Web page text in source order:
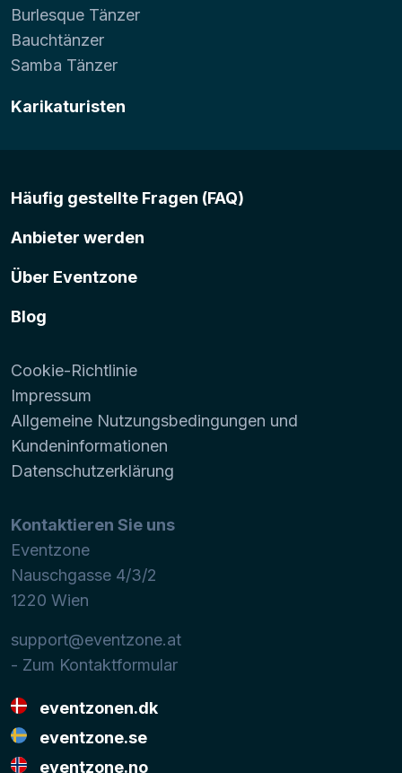
Burlesque Tänzer
Bauchtänzer
Samba Tänzer
Karikaturisten
Häufig gestellte Fragen (FAQ)
Anbieter werden
Über Eventzone
Blog
Cookie-Richtlinie
Impressum
Allgemeine Nutzungsbedingungen und
Kundeninformationen
Datenschutzerklärung
Kontaktieren Sie uns
Eventzone
Nauschgasse 4/3/2
1220 Wien
support@eventzone.at
- Zum Kontaktformular
eventzonen.dk
eventzone.se
eventzone.no